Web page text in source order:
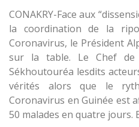
CONAKRY-Face aux
la coordination de la
Coronavirus, le Président
sur la table. Le Chef de
Sékhoutouréa lesdits
vérités alors que le
Coronavirus en Guinée est
50 malades en quatre jours.